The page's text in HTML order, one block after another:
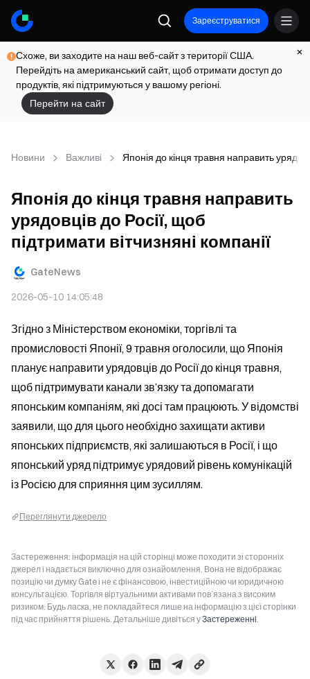
Зареєструватися
Схоже, ви заходите на наш веб-сайт з території США.
Перейдіть на американський сайт, щоб отримати доступ до
продуктів, які підтримуються у вашому регіоні.
Перейти на сайт
Новини Важливі Японія до кінця травня направить
Японія до кінця травня направить
урядовців до Росії, щоб
підтримати вітчизняні компанії
GateNews
2026-05-10 14:05:48
Згідно з Міністерством економіки, торгівлі та
промисловості Японії, 9 травня оголосили, що Японія
планує направити урядовців до Росії до кінця травня,
щоб підтримувати канали зв’язку та допомагати
японським компаніям, які досі там працюють. У відомстві
заявили, що для цього необхідно захищати активи
японських підприємств, які залишаються в Росії, і що
японський уряд підтримує урядовий рівень комунікацій
із Росією для сприяння цим зусиллям.
Переглянути джерело
Застереження: інформація на цій сторінці може походити зі сторонніх
джерел і надається виключно для ознайомлення. Вона не відображає
позицію чи думку Gate і не є фінансовою, інвестиційною чи юридичною
консультацією. Торгівля віртуальними активами пов’язана з високим
ризиком. Будь ласка, не покладайтеся лише на інформацію з цієї сторінки
під час прийняття рішень. Детальніше дивіться уЗастереженні.